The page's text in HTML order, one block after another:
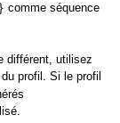
comme séquence
différent, utilisez
profil. Si le profil